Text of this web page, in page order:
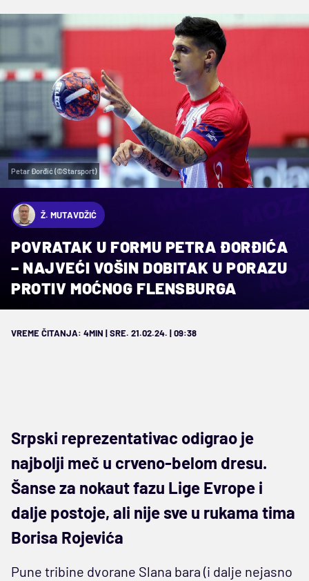
Petar Đorđić (©Starsport)
Ž. MUTAVDŽIĆ
POVRATAK U FORMU PETRA ĐORĐIĆA
– NAJVEĆI VOŠIN DOBITAK U PORAZU
PROTIV MOĆNOG FLENSBURGA
VREME ČITANJA: 4MIN | SRE. 21.02.24. | 09:38
Srpski reprezentativac odigrao je
najbolji meč u crveno-belom dresu.
Šanse za nokaut fazu Lige Evrope i
dalje postoje, ali nije sve u rukama tima
Borisa Rojevića
Pune tribine dvorane Slana bara (i dalje nejasno